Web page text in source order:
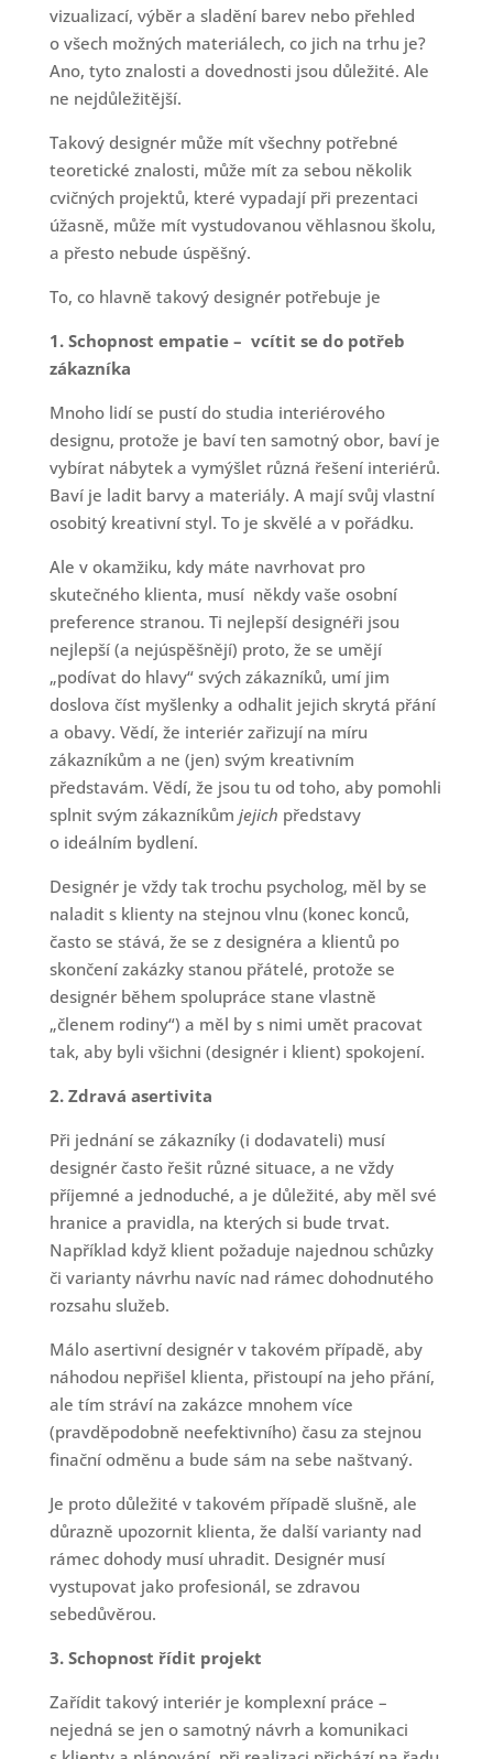
vizualizací, výběr a sladění barev nebo přehled
o všech možných materiálech, co jich na trhu je?
Ano, tyto znalosti a dovednosti jsou důležité. Ale
ne nejdůležitější.
Takový designér může mít všechny potřebné
teoretické znalosti, může mít za sebou několik
cvičných projektů, které vypadají při prezentaci
úžasně, může mít vystudovanou věhlasnou školu,
a přesto nebude úspěšný.
To, co hlavně takový designér potřebuje je
1. Schopnost empatie – vcítit se do potřeb
zákazníka
Mnoho lidí se pustí do studia interiérového
designu, protože je baví ten samotný obor, baví je
vybírat nábytek a vymýšlet různá řešení interiérů.
Baví je ladit barvy a materiály. A mají svůj vlastní
osobitý kreativní styl. To je skvělé a v pořádku.
Ale v okamžiku, kdy máte navrhovat pro
skutečného klienta, musí někdy vaše osobní
preference stranou. Ti nejlepší designéři jsou
nejlepší (a nejúspěšnějí) proto, že se umějí
„podívat do hlavy“ svých zákazníků, umí jim
doslova číst myšlenky a odhalit jejich skrytá přání
a obavy. Vědí, že interiér zařizují na míru
zákazníkům a ne (jen) svým kreativním
představám. Vědí, že jsou tu od toho, aby pomohli
splnit svým zákazníkům jejich představy
o ideálním bydlení.
Designér je vždy tak trochu psycholog, měl by se
naladit s klienty na stejnou vlnu (konec konců,
často se stává, že se z designéra a klientů po
skončení zakázky stanou přátelé, protože se
designér během spolupráce stane vlastně
„členem rodiny“) a měl by s nimi umět pracovat
tak, aby byli všichni (designér i klient) spokojení.
2. Zdravá asertivita
Při jednání se zákazníky (i dodavateli) musí
designér často řešit různé situace, a ne vždy
příjemné a jednoduché, a je důležité, aby měl své
hranice a pravidla, na kterých si bude trvat.
Například když klient požaduje najednou schůzky
či varianty návrhu navíc nad rámec dohodnutého
rozsahu služeb.
Málo asertivní designér v takovém případě, aby
náhodou nepřišel klienta, přistoupí na jeho přání,
ale tím stráví na zakázce mnohem více
(pravděpodobně neefektivního) času za stejnou
finační odměnu a bude sám na sebe naštvaný.
Je proto důležité v takovém případě slušně, ale
důrazně upozornit klienta, že další varianty nad
rámec dohody musí uhradit. Designér musí
vystupovat jako profesionál, se zdravou
sebedůvěrou.
3. Schopnost řídit projekt
Zařídit takový interiér je komplexní práce –
nejedná se jen o samotný návrh a komunikaci